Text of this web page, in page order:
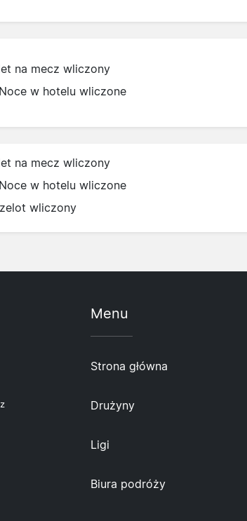
na mecz wliczony
w hotelu wliczone
na mecz wliczony
w hotelu wliczone
wliczony
Menu
Strona główna
Drużyny
Ligi
Biura podróży